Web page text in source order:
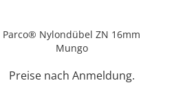
Parco® Nylondübel ZN 16mm
Mungo
Preise nach Anmeldung.